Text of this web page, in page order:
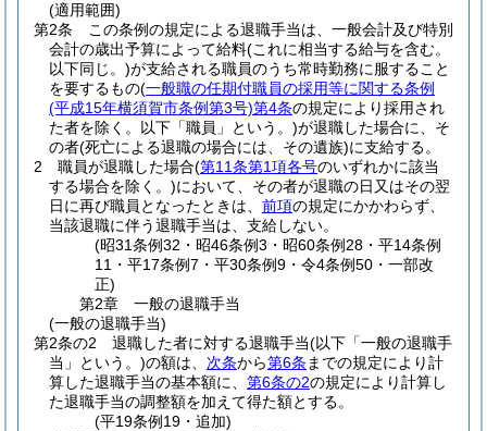
(適用範囲)
第2条
この条例の規定による退職手当は、一般会計及び特別
会計の歳出予算によって給料(これに相当する給与を含む。
以下同じ。)が支給される職員のうち常時勤務に服すること
を要するもの(一般職の任期付職員の採用等に関する条例
(平成15年横須賀市条例第3号)第4条の規定により採用され
た者を除く。以下「職員」という。)が退職した場合に、そ
の者(死亡による退職の場合には、その遺族)に支給する。
2
職員が退職した場合(第11条第1項各号のいずれかに該当
する場合を除く。)において、その者が退職の日又はその翌
日に再び職員となったときは、 前項の規定にかかわらず、
当該退職に伴う退職手当は、支給しない。
(昭31条例32・昭46条例3・昭60条例28・平14条例
11・平17条例7・平30条例9・令4条例50・一部改
正)
第2章
一般の退職手当
(一般の退職手当)
第2条の2
退職した者に対する退職手当(以下「一般の退職手
当」という。)の額は、 次条から第6条 までの規定により計
算した退職手当の基本額に、 第6条の2の規定により計算し
た退職手当の調整額を加えて得た額とする。
(平19条例19・追加)